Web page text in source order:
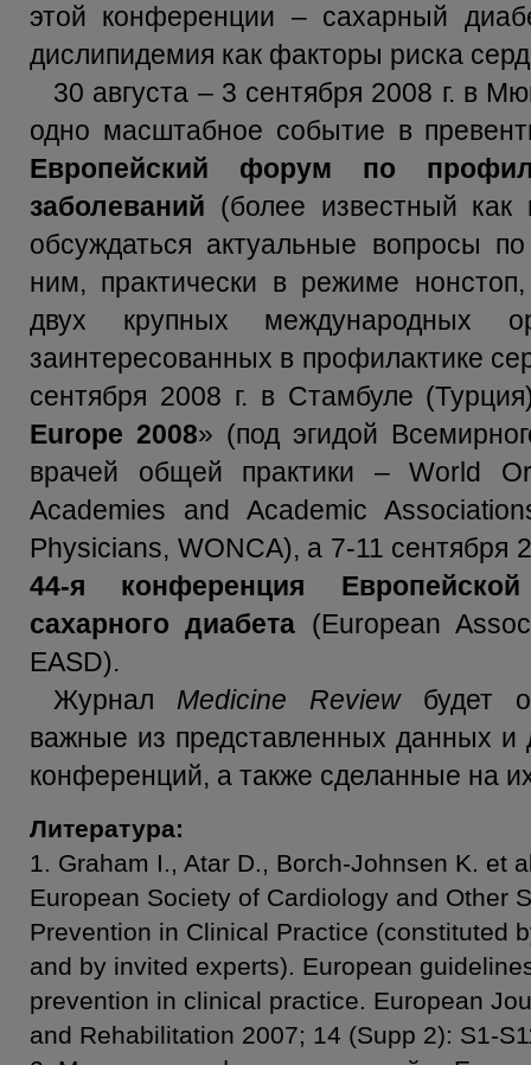
этой конференции – сахарный
дислипидемия как факторы риска
30 августа – 3 сентября 2008 г. в
одно масштабное событие в
Европейский форум по
заболеваний (более известный как
обсуждаться актуальные вопросы
ним, практически в режиме
двух крупных международных
заинтересованных в профилактике
сентября 2008 г. в Стамбуле
Europe 2008» (под эгидой
врачей общей практики – World
Academies and Academic
Physicians, WONCA), а 7-11 сентября
44-я конференция
сахарного диабета (European
EASD).
Журнал Medicine Reviewбудет
важные из представленных данных и
конференций, а также сделанные на
Литература:
1. Graham I., Atar D., Borch-Johnsen K. et
European Society of Cardiology and Other
Prevention in Clinical Practice (constituted
and by invited experts). European
prevention in clinical practice. European
and Rehabilitation 2007; 14 (Supp 2): S1-